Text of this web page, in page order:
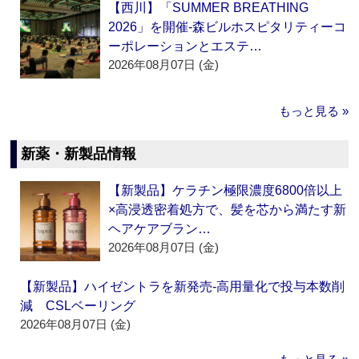
【西川】「SUMMER BREATHING
2026」を開催‐森ビルホスピタリティーコ
ーポレーションとエステ…
2026年08月07日 (金)
もっと見る »
新薬・新製品情報
【新製品】ケラチン極限濃度6800倍以上
×高浸透密着処方で、髪を芯から満たす新
ヘアケアブラン…
2026年08月07日 (金)
【新製品】ハイゼントラを新発売‐高用量化で投与本数削
減 CSLベーリング
2026年08月07日 (金)